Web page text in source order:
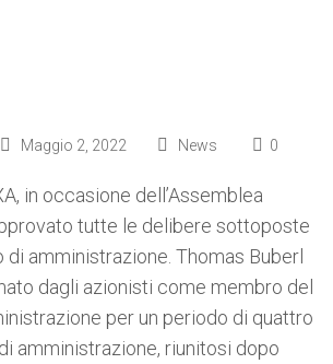
Maggio 2, 2022 News 0
in occasione dell’Assemblea
tutte le delibere sottoposte
di amministrazione. Thomas Buberl
dagli azionisti come membro del
per un periodo di quattro
amministrazione, riunitosi dopo